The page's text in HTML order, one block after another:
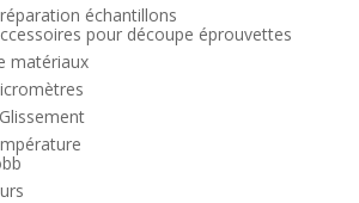
échantillons
pour découpe éprouvettes
matériaux